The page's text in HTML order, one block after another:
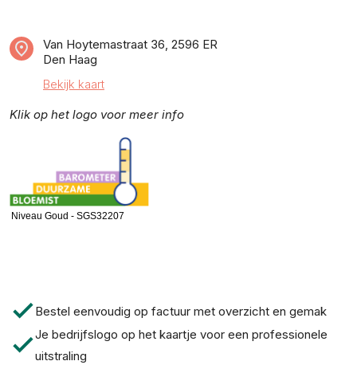
Van Hoytemastraat 36, 2596 ER
Den Haag
Bekijk kaart
Klik op het logo voor meer info
Niveau Goud - SGS32207
checkBestel eenvoudig op factuur met overzicht en gemak
checkJe bedrijfslogo op het kaartje voor een professionele
uitstraling